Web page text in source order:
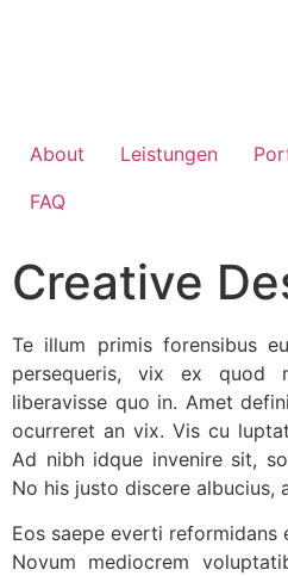
About Leistungen
FAQ
Creative
Te illum primis forensibus
persequeris, vix ex quod
liberavisse quo in. Amet
ocurreret an vix. Vis cu
Ad nibh idque invenire sit,
No his justo discere albucius,
Eos saepe everti
Novum mediocrem